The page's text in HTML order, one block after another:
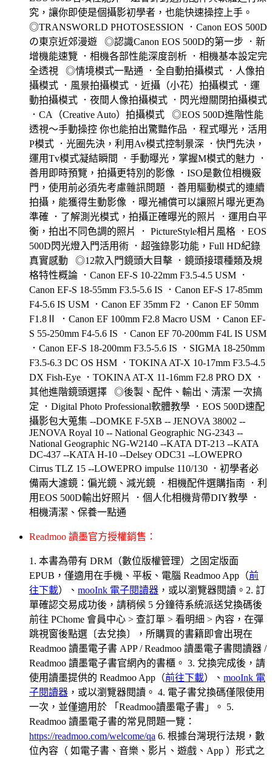
究，讓你即使是個攝影初學者，也能快速操控上手。
◎TRANSWORLD PHOTOSESSION ．Canon EOS 500D
の東京近郊漫遊 ◎認識Canon EOS 500D的第一步 ．新
增機能速覽 ．相機各部性能深度剖析 ．相機基本設定完
全透視 ◎情境模式一點通 ．全自動拍攝模式 ．人像拍
攝模式 ．風景拍攝模式 ．近攝（小花）拍攝模式 ．運
動拍攝模式 ．夜間人像拍攝模式 ．閃光燈關閉拍攝模式
．CA（Creative Auto）拍攝模式 ◎EOS 500D進階性能
透視～手動操控 你也能拍出驚豔作品 ．程式曝光，活用
P模式 ．光圈先決，利用Av模式控制景深 ．快門先決，
運用Tv模式凝結瞬間 ．手動曝光，掌握M模式的魅力 ．
善用即時預覽，拍攝更特別的影像 ．ISO是數位相機竅
門，使用前必須先考慮雜訊問題 ．善用驅動模式的連續
拍攝，能獲得生動影像 ．曝光補償可以讓照片曝光更為
準確 ．了解測光模式，拍攝正確曝光的照片 ．運用白平
衡，拍出不同色調的照片 ． PictureStyle相片風格 ．EOS
500D閃光燈入門活用術 ．超強錄影功能，Full HD紀錄
真實感動 ◎12款入門鏡頭大目擊 ．鏡頭接環種類及規
格特性概論 ．Canon EF-S 10-22mm F3.5-4.5 USM ．
Canon EF-S 18-55mm F3.5-5.6 IS ．Canon EF-S 17-85mm
F4-5.6 IS USM ．Canon EF 35mm F2 ．Canon EF 50mm
F1.8Ⅱ ．Canon EF 100mm F2.8 Macro USM ．Canon EF-
S 55-250mm F4-5.6 IS ．Canon EF 70-200mm F4L IS USM
．Canon EF-S 18-200mm F3.5-5.6 IS ．SIGMA 18-250mm
F3.5-6.3 DC OS HSM ．TOKINA AT-X 10-17mm F3.5-4.5
DX Fish-Eye ．TOKINA AT-X 11-16mm F2.8 PRO DX ．
其他進階鏡頭選擇 ◎後製、配件、輸出、清潔 一次搞
定 ．Digital Photo Professional軟體教學 ．EOS 500D速配
攝影包大蒐集 --DOMKE F-5XB -- JENOVA 38002 --
JENOVA Royal 10 -- National Geographic NG-2343 --
National Geographic NG-W2140 --KATA DT-213 --KATA
DC-437 --KATA H-10 --Delsey ODC31 --LOWEPRO
Cirrus TLZ 15 --LOWEPRO impulse 110/130 ．初學者必
備兩大濾鏡：偏光鏡、減光鏡 ．相機配件選購指南 ．利
用EOS 500D輸出好照片 ．個人化相機背帶DIY教學 ．
相機清潔、保養一點通
Readmoo 讀墨官方授權銷售：
1. 本書為帶有 DRM（數位版權管理）之固定版面
EPUB，僅適用在手機、平板、電腦 Readmoo App（前
往下載）、 mooInk 電子閱讀器 ，或以瀏覽器閱讀。2. 訂
單確認交易成功後，請稍候 5 分鐘待系統派送兌換碼後
前往 PChome 會員中心 > 查訂單 > 看明細 > 內容，在彈
跳視窗後點選〔去兌換〕，所購買的書籍即會出現在
Readmoo 讀墨電子書 APP / Readmoo 讀墨電子書閱讀器 /
Readmoo 讀墨電子書官網內的書櫃。 3. 兌換完成後，請
使用讀墨提供的 Readmoo App（前往下載）、 mooInk 電
子閱讀器 ，或以瀏覽器閱讀。 4. 電子書兌換碼僅限使用
一次，並僅適用於 「Readmoo讀墨電子書」。 5.
Readmoo 讀墨電子書的常見問題一覽：
https://readmoo.com/welcome/qa 6. 根據台灣現行法規，數
位內容（ 如電子書、音樂、影片、遊戲、App ）形式之